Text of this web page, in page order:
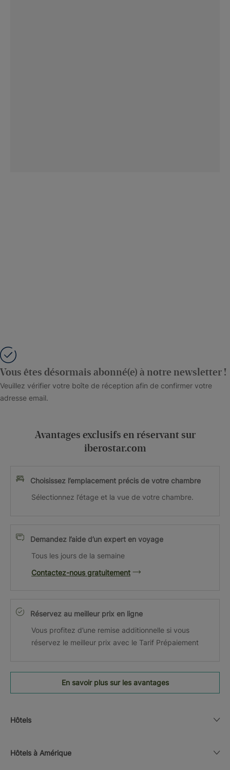
Vous êtes désormais abonné(e) à notre newsletter !
Veuillez vérifier votre boîte de réception afin de confirmer votre
adresse email.
Avantages exclusifs en réservant sur
iberostar.com
Choisissez l’emplacement précis de votre chambre
Sélectionnez l’étage et la vue de votre chambre.
Demandez l’aide d’un expert en voyage
Tous les jours de la semaine
Contactez-nous gratuitement
Réservez au meilleur prix en ligne
Vous profitez d’une remise additionnelle si vous
réservez le meilleur prix avec le Tarif Prépaiement
En savoir plus sur les avantages
Hôtels
Hôtels à Amérique